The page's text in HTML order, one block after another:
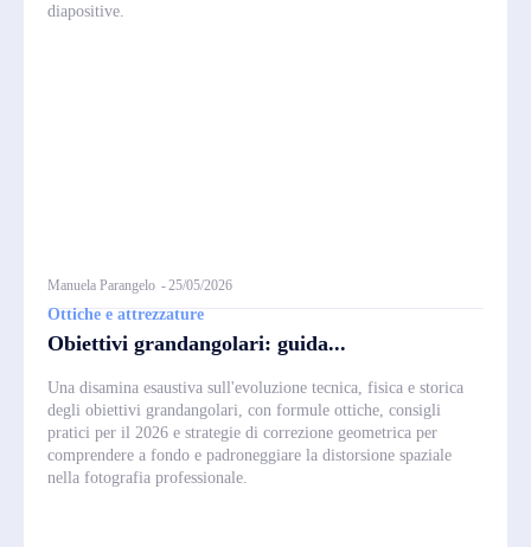
diapositive.
Manuela Parangelo -25/05/2026
Ottiche e attrezzature
Obiettivi grandangolari: guida...
Una disamina esaustiva sull'evoluzione tecnica, fisica e storica
degli obiettivi grandangolari, con formule ottiche, consigli
pratici per il 2026 e strategie di correzione geometrica per
comprendere a fondo e padroneggiare la distorsione spaziale
nella fotografia professionale.